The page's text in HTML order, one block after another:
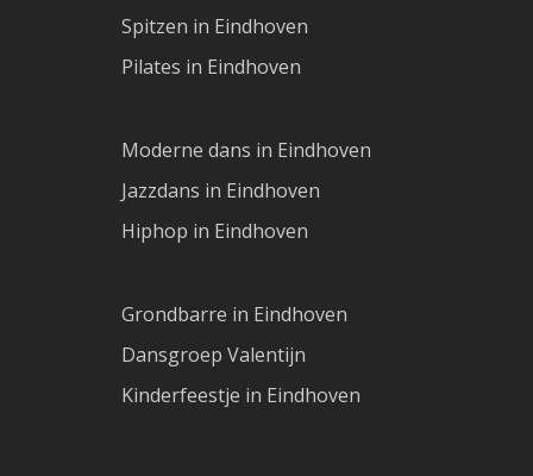
Spitzen in Eindhoven
Pilates in Eindhoven
Moderne dans in Eindhoven
Jazzdans in Eindhoven
Hiphop in Eindhoven
Grondbarre in Eindhoven
Dansgroep Valentijn
Kinderfeestje in Eindhoven